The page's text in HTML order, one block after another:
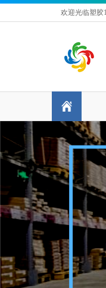
欢迎光临塑胶